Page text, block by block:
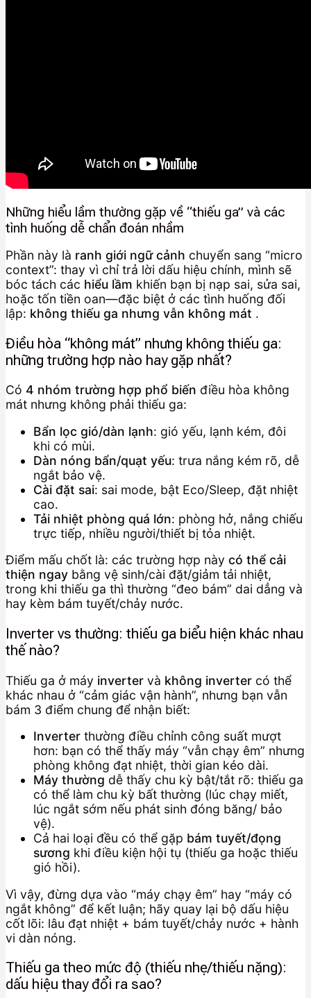
Những hiểu lầm thường gặp về “thiếu ga” và các
tình huống dễ chẩn đoán nhầm
Phần này là ranh giới ngữ cảnh chuyển sang “micro
context”: thay vì chỉ trả lời dấu hiệu chính, mình sẽ
bóc tách các hiểu lầm khiến bạn bị nạp sai, sửa sai,
hoặc tốn tiền oan—đặc biệt ở các tình huống đối
lập: không thiếu ga nhưng vẫn không mát .
Điều hòa “không mát” nhưng không thiếu ga:
những trường hợp nào hay gặp nhất?
Có 4 nhóm trường hợp phổ biến điều hòa không
mát nhưng không phải thiếu ga:
Bẩn lọc gió/dàn lạnh: gió yếu, lạnh kém, đôi
khi có mùi.
Dàn nóng bẩn/quạt yếu: trưa nắng kém rõ, dễ
ngắt bảo vệ.
Cài đặt sai: sai mode, bật Eco/Sleep, đặt nhiệt
cao.
Tải nhiệt phòng quá lớn: phòng hở, nắng chiếu
trực tiếp, nhiều người/thiết bị tỏa nhiệt.
Điểm mấu chốt là: các trường hợp này có thể cải
thiện ngay bằng vệ sinh/cài đặt/giảm tải nhiệt,
trong khi thiếu ga thì thường “đeo bám” dai dẳng và
hay kèm bám tuyết/chảy nước.
Inverter vs thường: thiếu ga biểu hiện khác nhau
thế nào?
Thiếu ga ở máy inverter và không inverter có thể
khác nhau ở “cảm giác vận hành”, nhưng bạn vẫn
bám 3 điểm chung để nhận biết:
Inverter thường điều chỉnh công suất mượt
hơn: bạn có thể thấy máy “vẫn chạy êm” nhưng
phòng không đạt nhiệt, thời gian kéo dài.
Máy thường dễ thấy chu kỳ bật/tắt rõ: thiếu ga
có thể làm chu kỳ bất thường (lúc chạy miết,
lúc ngắt sớm nếu phát sinh đóng băng/ bảo
vệ).
Cả hai loại đều có thể gặp bám tuyết/đọng
sương khi điều kiện hội tụ (thiếu ga hoặc thiếu
gió hồi).
Vì vậy, đừng dựa vào “máy chạy êm” hay “máy có
ngắt không” để kết luận; hãy quay lại bộ dấu hiệu
cốt lõi: lâu đạt nhiệt + bám tuyết/chảy nước + hành
vi dàn nóng.
Thiếu ga theo mức độ (thiếu nhẹ/thiếu nặng):
dấu hiệu thay đổi ra sao?